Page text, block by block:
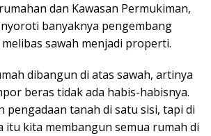
dan Kawasan Permukiman,
banyaknya pengembang
sawah menjadi properti.
dibangun di atas sawah, artinya
beras tidak ada habis-habisnya.
pengadaan tanah di satu sisi, tapi di
itu kita membangun semua rumah di